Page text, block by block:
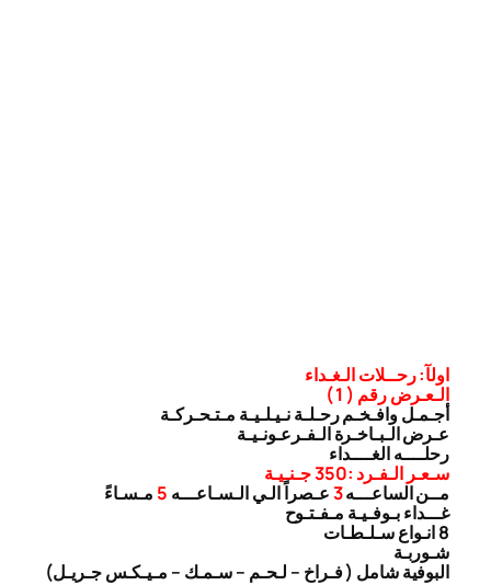
اولآ: رحــلات الـغـداء
الـعـرض رقم ( 1 )
أجـمـل وافـخـم رحـلـة نـيـلـيـة مـتـحـركـة
عـرض الـبـاخـرة الـفـرعـونـيـة
رحلــــه الغــــداء
سـعـر الـفـرد :350 جـنـيـة
مــن الساعـــه3عـصراً الـي الـسـاعـــه 5 مـسـاءً
غـــداء بـوفـيـة مـفـتـوح
8 انـواع سـلـطـات
شـوربـة
البوفية شامل ( فـراخ – لـحـم – سـمـك – مـيـكـس جـريـل)